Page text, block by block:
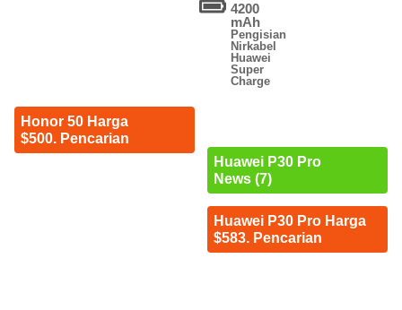
Honor 50 Harga
$500. Pencarian
4200
mAh
Pengisian
Nirkabel
Huawei
Super
Charge
Huawei P30 Pro
News (7)
Huawei P30 Pro Harga
$583. Pencarian